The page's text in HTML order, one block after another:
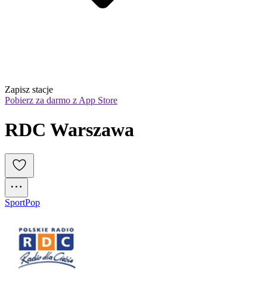
Zapisz stacje
Pobierz za darmo z App Store
RDC Warszawa
SportPop